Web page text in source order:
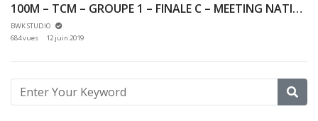
100M – TCM – GROUPE 1 – FINALE C – MEETING NATIONAL 1 DE CERGY-PONTOISE – 10/06/2019
BWK STUDIO
684 vues
12 juin 2019